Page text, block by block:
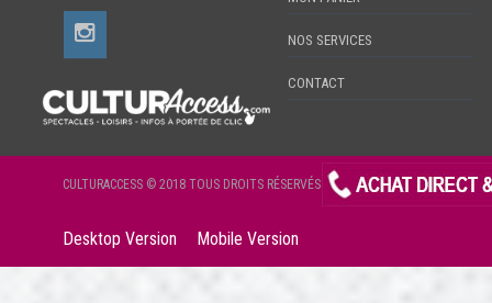
NOS SERVICES
CONTACT
CULTURACCESS © 2018 TOUS DROITS RÉSERVÉS
Desktop Version Mobile Version